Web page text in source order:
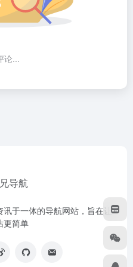
论...
于一体的导航网站，旨在让
更简单